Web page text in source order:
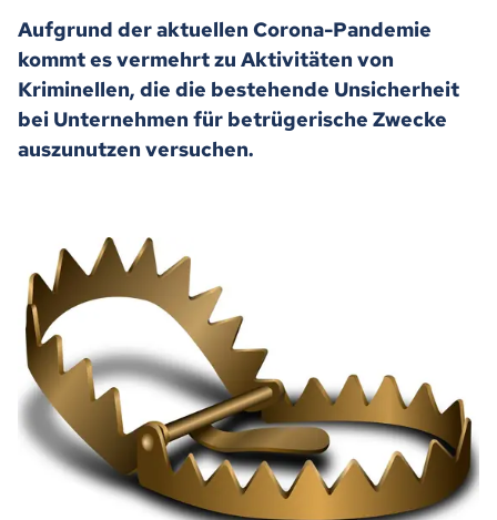
Aufgrund der aktuellen Corona-Pandemie
kommt es vermehrt zu Aktivitäten von
Kriminellen, die die bestehende Unsicherheit
bei Unternehmen für betrügerische Zwecke
auszunutzen versuchen.